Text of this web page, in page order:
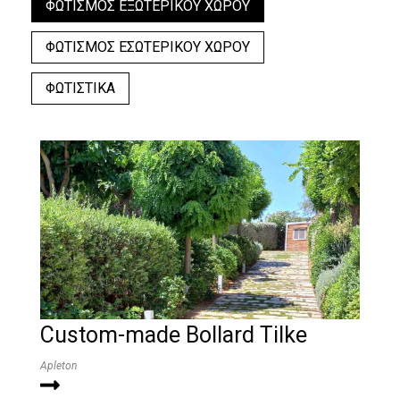
ΦΩΤΙΣΜΟΣ ΕΞΩΤΕΡΙΚΟΥ ΧΩΡΟΥ
ΦΩΤΙΣΜΟΣ ΕΣΩΤΕΡΙΚΟΥ ΧΩΡΟΥ
ΦΩΤΙΣΤΙΚΑ
Custom-made Bollard Tilke
Apleton